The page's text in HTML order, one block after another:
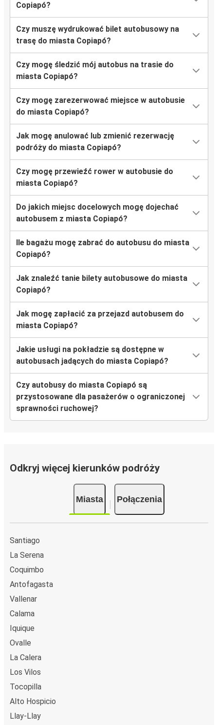
Copiapó?
Czy muszę wydrukować bilet autobusowy na
trasę do miasta Copiapó?
Czy mogę śledzić mój autobus na trasie do
miasta Copiapó?
Czy mogę zarezerwować miejsce w autobusie
do miasta Copiapó?
Jak mogę anulować lub zmienić rezerwację
podróży do miasta Copiapó?
Czy mogę przewieźć rower w autobusie do
miasta Copiapó?
Do jakich miejsc docelowych mogę dojechać
autobusem z miasta Copiapó?
Ile bagażu mogę zabrać do autobusu do miasta
Copiapó?
Jak znaleźć tanie bilety autobusowe do miasta
Copiapó?
Jak mogę zapłacić za przejazd autobusem do
miasta Copiapó?
Jakie usługi na pokładzie są dostępne w
autobusach jadących do miasta Copiapó?
Czy autobusy do miasta Copiapó są
przystosowane dla pasażerów o ograniczonej
sprawności ruchowej?
Odkryj więcej kierunków podróży
Miasta Połączenia
Santiago
La Serena
Coquimbo
Antofagasta
Vallenar
Calama
Iquique
Ovalle
La Calera
Los Vilos
Tocopilla
Alto Hospicio
Llay-Llay